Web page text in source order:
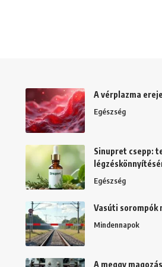
A vérplazma
Egészség
Sinupret csepp:
Egészség
Vasúti sorompók
Mindennapok
A meggy